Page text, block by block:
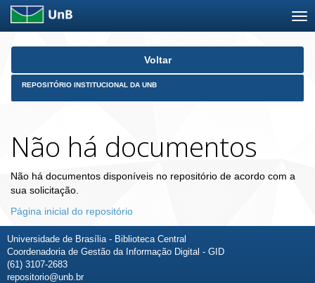
Skip
Voltar
REPOSITÓRIO INSTITUCIONAL DA UNB
Não há documentos
Não há documentos disponíveis no repositório de acordo com a
sua solicitação.
Página inicial do repositório
Universidade de Brasília - Biblioteca Central
Coordenadoria de Gestão da Informação Digital - GID
(61) 3107-2683
repositorio@unb.br